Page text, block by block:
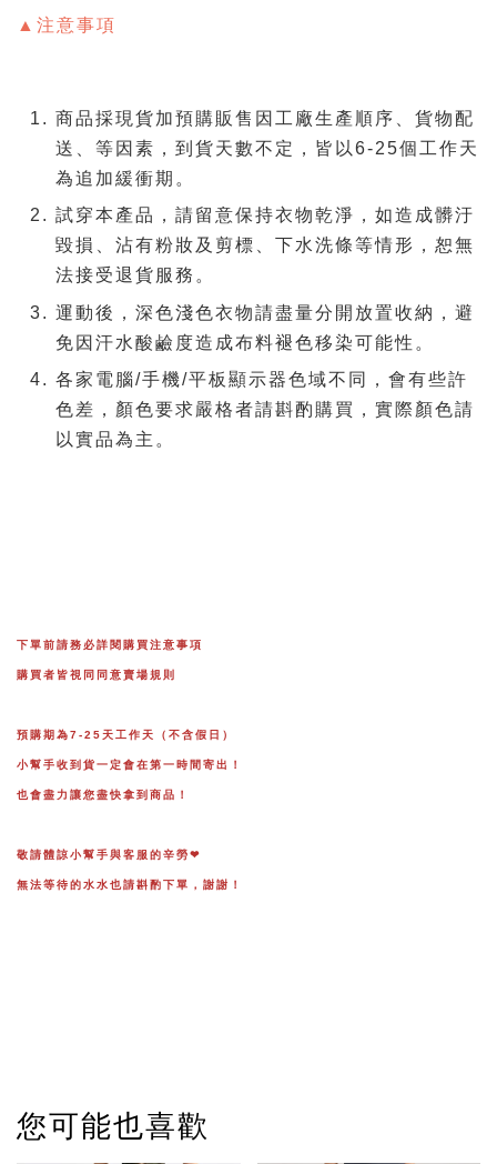
▲注意事項
商品採現貨加預購販售因工廠生產順序、貨物配
送、等因素，到貨天數不定，皆以6-25個工作天
為追加緩衝期。
試穿本產品，請留意保持衣物乾淨，如造成髒汙
毀損、沾有粉妝及剪標、下水洗條等情形，恕無
法接受退貨服務。
運動後，深色淺色衣物請盡量分開放置收納，避
免因汗水酸鹼度造成布料褪色移染可能性。
各家電腦/手機/平板顯示器色域不同，會有些許
色差，顏色要求嚴格者請斟酌購買，實際顏色請
以實品為主。
下單前請務必詳閱購買注意事項
購買者皆視同同意賣場規則
預購期為7-25天工作天（不含假日）
小幫手收到貨一定會在第一時間寄出！
也會盡力讓您盡快拿到商品！
敬請體諒小幫手與客服的辛勞❤
無法等待的水水也請斟酌下單，謝謝！
您可能也喜歡